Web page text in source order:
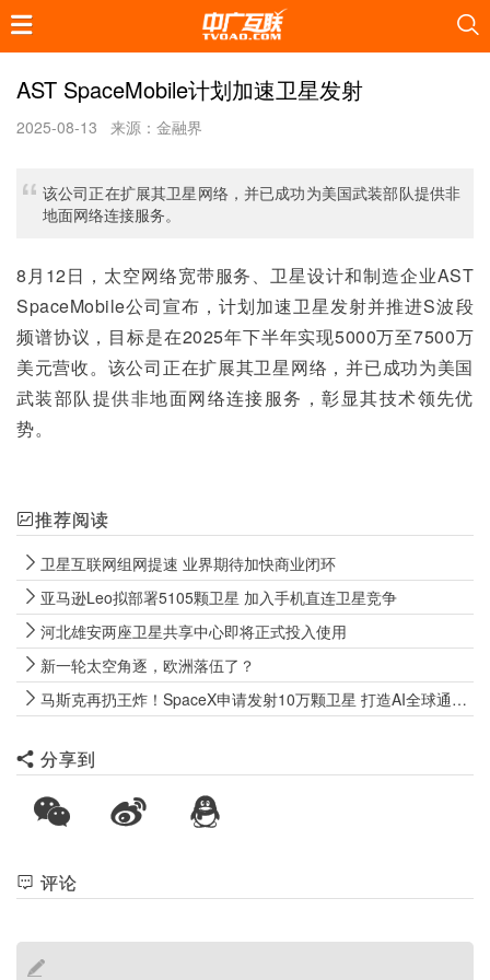
AST SpaceMobile计划加速卫星发射
2025-08-13 来源：金融界
该公司正在扩展其卫星网络，并已成功为美国武装部队提供非
地面网络连接服务。
8月12日，太空网络宽带服务、卫星设计和制造企业AST
SpaceMobile公司宣布，计划加速卫星发射并推进S波段
频谱协议，目标是在2025年下半年实现5000万至7500万
美元营收。该公司正在扩展其卫星网络，并已成功为美国
武装部队提供非地面网络连接服务，彰显其技术领先优
势。
推荐阅读
卫星互联网组网提速 业界期待加快商业闭环
亚马逊Leo拟部署5105颗卫星 加入手机直连卫星竞争
河北雄安两座卫星共享中心即将正式投入使用
新一轮太空角逐，欧洲落伍了？
马斯克再扔王炸！SpaceX申请发射10万颗卫星 打造AI全球通信底座
分享到
评论